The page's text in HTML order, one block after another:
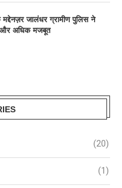
जालंधर ग्रामीण पुलिस ने
और अधिक मजबूत
(20)
(1)